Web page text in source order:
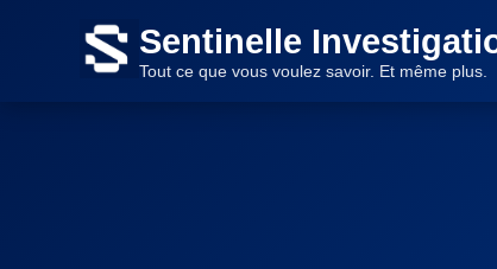
Sentinelle
Tout ce que vous voulez savoir. Et même plus.